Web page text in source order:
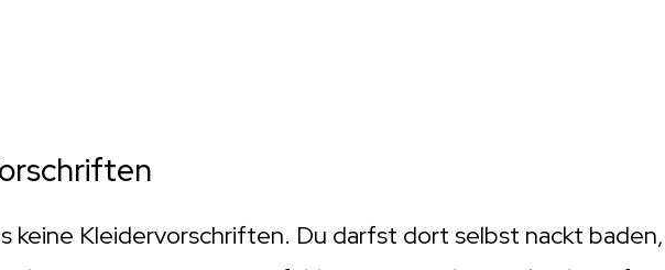
keine Kleidervorschriften. Du darfst dort selbst nackt baden,